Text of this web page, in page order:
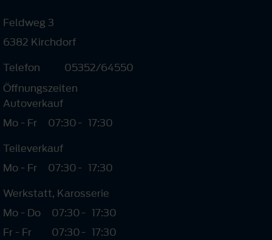
Feldweg 3
6382 Kirchdorf
Telefon
05352/64550
Öffnungszeiten
Autoverkauf
Mo - Fr
07:30- 17:30
Teileverkauf
Mo - Fr
07:30- 17:30
Werkstatt, Karosserie
Mo - Do
07:30- 17:30
Fr - Fr
07:30- 17:30